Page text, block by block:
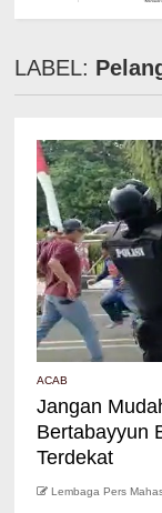
LABEL:
ACAB
Jangan
Bertabayyun
Terdekat
Lembaga Pers